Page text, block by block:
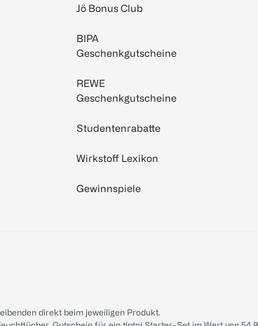
Jö Bonus Club
BIPA
Geschenkgutscheine
REWE
Geschenkgutscheine
Studentenrabatte
Wirkstoff Lexikon
Gewinnspiele
direkt beim jeweiligen Produkt.